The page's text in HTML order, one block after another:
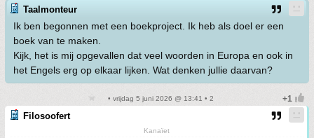
Taalmonteur
Ik ben begonnen met een boekproject. Ik heb als doel er een
boek van te maken.
Kijk, het is mij opgevallen dat veel woorden in Europa en ook in
het Engels erg op elkaar lijken. Wat denken jullie daarvan?
• vrijdag 5 juni 2026 @ 13:41 • 2
Filosoofert
Kanaïet